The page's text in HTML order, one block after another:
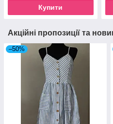
Купити
Акційні пропозиції та
–50%